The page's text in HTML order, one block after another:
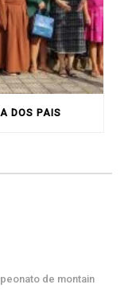
DOS PAIS
de montain